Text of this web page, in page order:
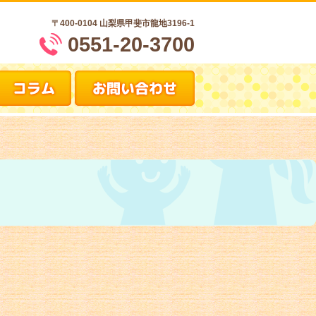
〒400-0104 山梨県甲斐市龍地3196-1
0551-20-3700